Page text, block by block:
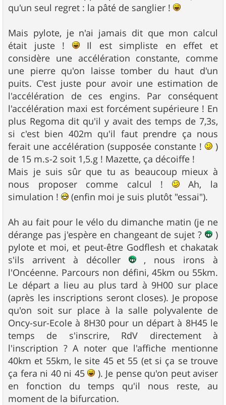
qu'un seul regret : la pâté de sanglier !
Mais pylote, je n'ai jamais dit que mon calcul
était juste !
Il est simpliste en effet et
considère une accélération constante, comme
une pierre qu'on laisse tomber du haut d'un
puits. C'est juste pour avoir une estimation de
l'accélération de ces engins. Par conséquent
l'accélération maxi est forcément supérieure ! En
plus Regoma dit qu'il y avait des temps de 7,3s,
si c'est bien 402m qu'il faut prendre ça nous
ferait une accélération (supposée constante !
)
de 15 m.s-2 soit 1,5.g ! Mazette, ça décoiffe !
Mais je suis sûr que tu as beaucoup mieux à
nous proposer comme calcul !
Ah, la
simulation !
(enfin moi je suis plutôt "essai").
Ah au fait pour le vélo du dimanche matin (je ne
dérange pas j'espère en changeant de sujet ?
)
pylote et moi, et peut-être Godflesh et chakatak
s'ils arrivent à décoller
, nous irons à
l'Oncéenne. Parcours non défini, 45km ou 55km.
Le départ a lieu au plus tard à 9H00 sur place
(après les inscriptions seront closes). Je propose
qu'on soit sur place à la salle polyvalente de
Oncy-sur-Ecole à 8H30 pour un départ à 8H45 le
temps de s'inscrire, RdV directement à
l'inscription ? A noter que l'affiche mentionne
40km et 55km, le site 45 et 55 (et si ça se trouve
ça fera ni 40 ni 45
). Je pense qu'on peut aviser
en fonction du temps qu'il nous reste, au
moment de la bifurcation.